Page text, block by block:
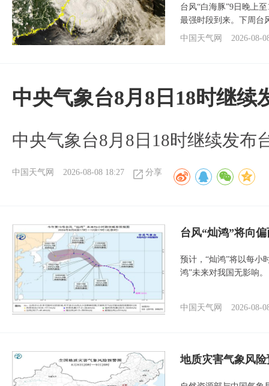
台风“白海豚”9日晚上
最强时段到来。下周台
中国天气网
2026-08-
中央气象台8月8日18时继续
中央气象台8月8日18时继续发布
中国天气网 2026-08-08 18:27 分享
台风“灿鸿”将向
预计，“灿鸿”将以每小
鸿”未来对我国无影响。
中国天气网 2026-08-
地质灾害气象风